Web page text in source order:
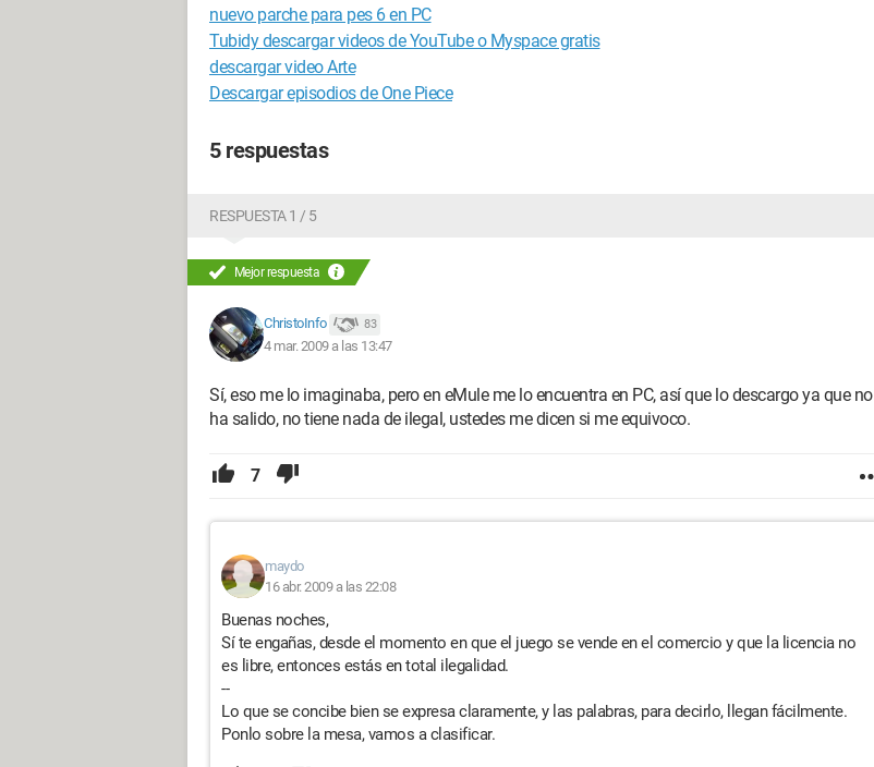
nuevo parche para pes 6 en PC
Tubidy descargar videos de YouTube o Myspace gratis
descargar video Arte
Descargar episodios de One Piece
5 respuestas
RESPUESTA 1 / 5
Mejor respuesta
ChristoInfo 83
4 mar. 2009 a las 13:47
Sí, eso me lo imaginaba, pero en eMule me lo encuentra en PC, así que lo descargo ya que no
ha salido, no tiene nada de ilegal, ustedes me dicen si me equivoco.
7
maydo
16 abr. 2009 a las 22:08
Buenas noches,
Sí te engañas, desde el momento en que el juego se vende en el comercio y que la licencia no
es libre, entonces estás en total ilegalidad.
--
Lo que se concibe bien se expresa claramente, y las palabras, para decirlo, llegan fácilmente.
Ponlo sobre la mesa, vamos a clasificar.